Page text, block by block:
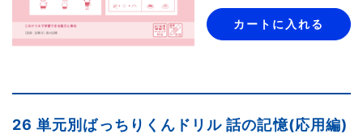
カートに入れる
26 単元別ばっちりくんドリル 話の記憶(応用編)